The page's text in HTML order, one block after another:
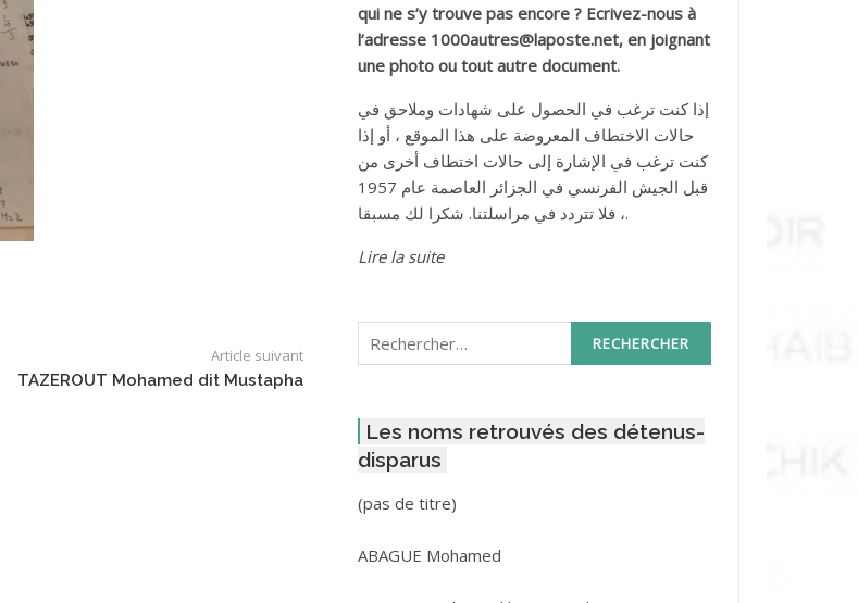
Article suivant
TAZEROUT Mohamed dit Mustapha
qui ne s’y trouve pas encore ? Ecrivez-nous à
l’adresse 1000autres@laposte.net, en joignant
une photo ou tout autre document.
إذا كنت ترغب في الحصول على شهادات وملاحق في
حالات الاختطاف المعروضة على هذا الموقع ، أو إذا
كنت ترغب في الإشارة إلى حالات اختطاف أخرى من
قبل الجيش الفرنسي في الجزائر العاصمة عام 1957
، فلا تتردد في مراسلتنا. شكرا لك مسبقا.
Lire la suite
Rechercher :
Les noms retrouvés des détenus-
disparus
(pas de titre)Post
3416
ABAGUE Mohamed